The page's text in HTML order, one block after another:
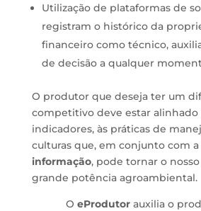
Utilização de plataformas de
registram o histórico da
financeiro como técnico,
de decisão a qualquer
O produtor que deseja ter um
competitivo deve estar alinhado
indicadores, às práticas de
culturas que, em conjunto com a
informação, pode tornar o
grande potência agroambiental.
O eProdutorauxilia o